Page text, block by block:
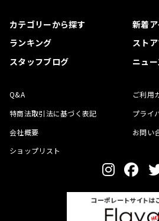
カテゴリーから探す
新着
ランキング
スト
スタッフブログ
ニュ
Q&A
ご利用
特商法取引法に基づく表記
プライ
会社概要
お問い
ショップリスト